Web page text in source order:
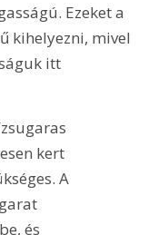
Ezeket a
kihelyezni, mivel
itt
kert
A
és